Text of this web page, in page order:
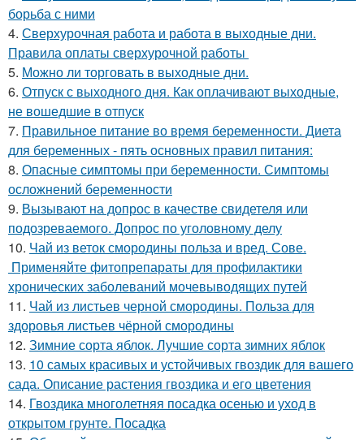
борьба с ними
4. Сверхурочная работа и работа в выходные дни.
Правила оплаты сверхурочной работы
5. Можно ли торговать в выходные дни.
6. Отпуск с выходного дня. Как оплачивают выходные,
не вошедшие в отпуск
7. Правильное питание во время беременности. Диета
для беременных - пять основных правил питания:
8. Опасные симптомы при беременности. Симптомы
осложнений беременности
9. Вызывают на допрос в качестве свидетеля или
подозреваемого. Допрос по уголовному делу
10. Чай из веток смородины польза и вред. Сове.
Применяйте фитопрепараты для профилактики
хронических заболеваний мочевыводящих путей
11. Чай из листьев черной смородины. Польза для
здоровья листьев чёрной смородины
12. Зимние сорта яблок. Лучшие сорта зимних яблок
13. 10 самых красивых и устойчивых гвоздик для вашего
сада. Описание растения гвоздика и его цветения
14. Гвоздика многолетняя посадка осенью и уход в
открытом грунте. Посадка